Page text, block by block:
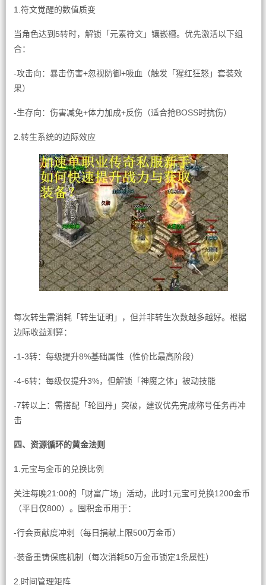
1.符文觉醒的数值质变
当角色达到5转时，解锁「元素符文」镶嵌槽。优先激活以下组
合：
-攻击向：暴击伤害+忽视防御+吸血（触发「猩红狂怒」套装效
果）
-生存向：伤害减免+体力加成+反伤（适合抢BOSS时抗伤）
2.转生系统的边际效应
每次转生需消耗「转生证明」，但并非转生次数越多越好。根据
边际收益测算：
-1-3转：每级提升8%基础属性（性价比最高阶段）
-4-6转：每级仅提升3%，但解锁「神魔之体」被动技能
-7转以上：需搭配「轮回丹」突破，建议优先完成称号任务再冲
击
四、资源循环的黄金法则
1.元宝与金币的兑换比例
关注每晚21:00的「财富广场」活动，此时1元宝可兑换1200金币
（平日仅800）。囤积金币用于：
-行会贡献度冲刺（每日捐献上限500万金币）
-装备重铸保底机制（每次消耗50万金币锁定1条属性）
2.时间管理矩阵